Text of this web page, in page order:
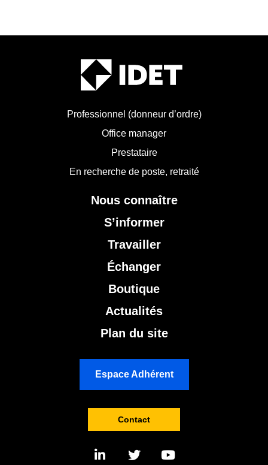
Professionnel (donneur d’ordre)
Office manager
Prestataire
En recherche de poste, retraité
Nous connaître
S’informer
Travailler
Échanger
Boutique
Actualités
Plan du site
Espace Adhérent
Contact